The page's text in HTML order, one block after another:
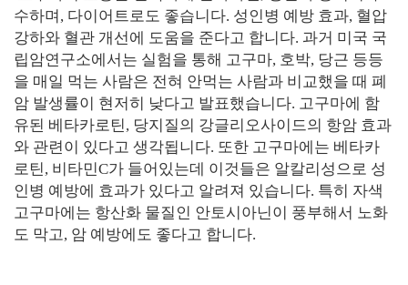
수하며, 다이어트로도 좋습니다. 성인병 예방 효과, 혈압
강하와 혈관 개선에 도움을 준다고 합니다. 과거 미국 국
립암연구소에서는 실험을 통해 고구마, 호박, 당근 등등
을 매일 먹는 사람은 전혀 안먹는 사람과 비교했을 때 폐
암 발생률이 현저히 낮다고 발표했습니다. 고구마에 함
유된 베타카로틴, 당지질의 강글리오사이드의 항암 효과
와 관련이 있다고 생각됩니다. 또한 고구마에는 베타카
로틴, 비타민C가 들어있는데 이것들은 알칼리성으로 성
인병 예방에 효과가 있다고 알려져 있습니다. 특히 자색
고구마에는 항산화 물질인 안토시아닌이 풍부해서 노화
도 막고, 암 예방에도 좋다고 합니다.